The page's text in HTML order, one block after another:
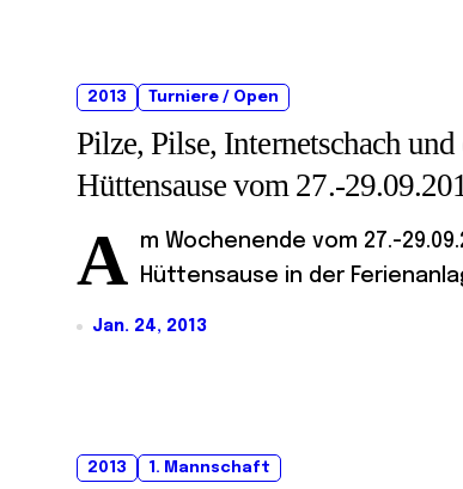
2013 Turniere / Open
Pilze, Pilse, Internetschach
Hüttensause vom 27.-
A
m Wochenende vom 27.-
Hüttensause in der
Jan. 24, 2013
2013 1. Mannschaft